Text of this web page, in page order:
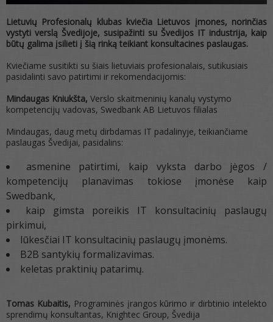
Lietuvių Profesionalų klubas kviečia Lietuvos įmones, norinčias
vystyti verslą Švedijoje, susipažinti su Švedijos IT industrija, kaip
būtų galima įsilieti į šią rinką teikiant konsultacines paslaugas.
Kviečiame susitikti su šiais lietuviais profesionalais, sutikusiais
pasidalinti savo patirtimi ir rekomendacijomis:
Mindaugas Kniukšta, Verslo skaitmeninių kanalų vystymo
kompetencijų vadovas, Swedbank AB Lietuvos filialas
Mindaugas, daug metų dirbdamas IT padalinyje, teikiančiame
paslaugas Švedijai, pasidalins:
asmenine patirtimi, kaip vyksta darbo jėgos /
kompetencijų planavimas tokiose įmonėse kaip
Swedbank,
kaip gimsta poreikis IT konsultacinių paslaugų
pirkimui,
lūkesčiai IT konsultacinių paslaugų įmonėms.
B2B santykių formalizavimas.
keletas praktinių patarimų.
Tomas Kubaitis, Programinės įrangos kūrimo ir dirbtinio intelekto
sprendimų konsultantas, Knightec Group, Švedija